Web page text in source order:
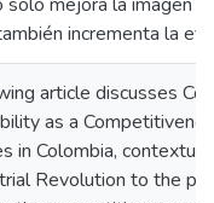
incrementa la
article discusses
as a
in Colombia,
Revolution to the